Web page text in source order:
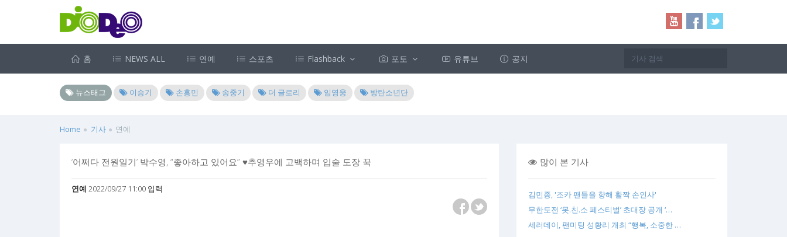
홈 NEWS ALL 연예 스포츠 Flashback 포토 유튜브 공지
뉴스태그 이승기 손흥민 송중기 더 글로리 임영웅 방탄소년단
Home 기사 연예
‘어쩌다 전원일기’ 박수영, “좋아하고 있어요” ♥추영우에 고백하며 입술 도장 꾹
연예 2022/09/27 11:00 입력
많이 본 기사
김민종, '조카 팬들을 향해 활짝 손인사'
무한도전 ‘못.친.소 페스티벌’ 초대장 공개 ‘…
세러데이, 팬미팅 성황리 개최 “행복, 소중한 …